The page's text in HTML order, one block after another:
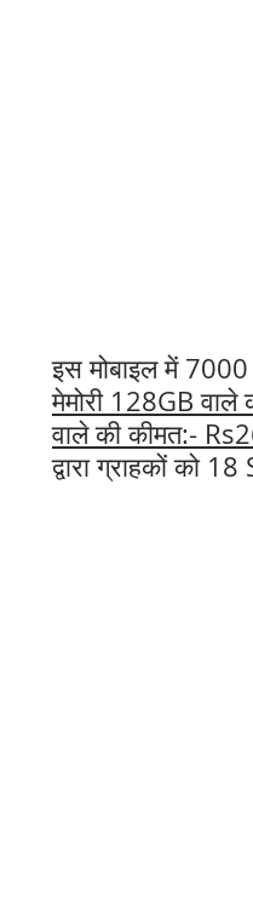
इस मोबाइल में
मेमोरी 128GB
वाले की कीमत:-
द्वारा ग्राहकों को